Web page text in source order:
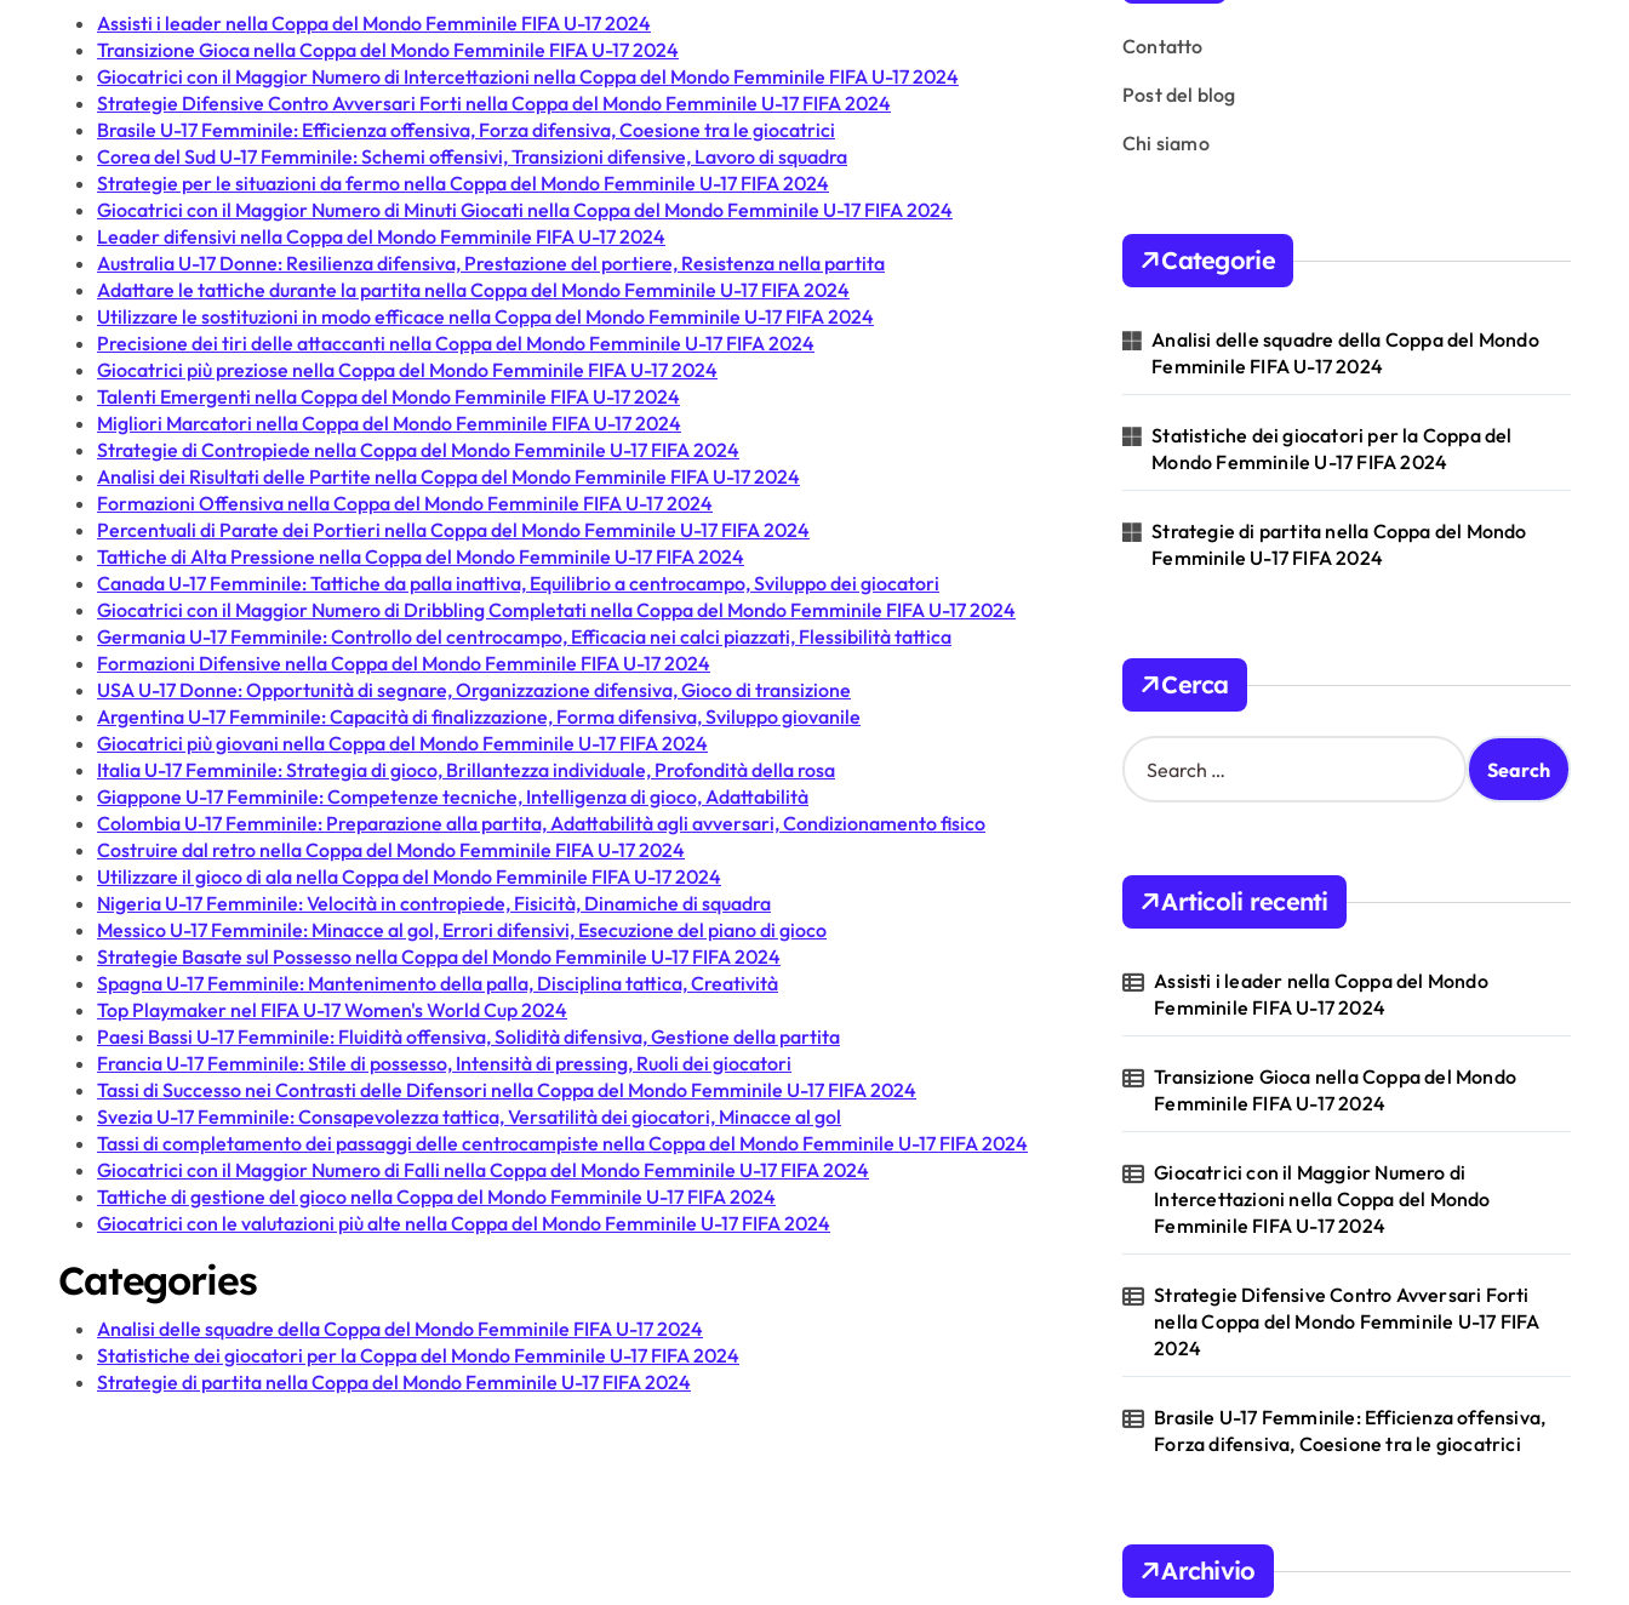
Assisti i leader nella Coppa del Mondo Femminile FIFA U-17 2024
Transizione Gioca nella Coppa del Mondo Femminile FIFA U-17 2024
Giocatrici con il Maggior Numero di Intercettazioni nella Coppa del Mondo Femminile FIFA U-17 2024
Strategie Difensive Contro Avversari Forti nella Coppa del Mondo Femminile U-17 FIFA 2024
Brasile U-17 Femminile: Efficienza offensiva, Forza difensiva, Coesione tra le giocatrici
Corea del Sud U-17 Femminile: Schemi offensivi, Transizioni difensive, Lavoro di squadra
Strategie per le situazioni da fermo nella Coppa del Mondo Femminile U-17 FIFA 2024
Giocatrici con il Maggior Numero di Minuti Giocati nella Coppa del Mondo Femminile U-17 FIFA 2024
Leader difensivi nella Coppa del Mondo Femminile FIFA U-17 2024
Australia U-17 Donne: Resilienza difensiva, Prestazione del portiere, Resistenza nella partita
Adattare le tattiche durante la partita nella Coppa del Mondo Femminile U-17 FIFA 2024
Utilizzare le sostituzioni in modo efficace nella Coppa del Mondo Femminile U-17 FIFA 2024
Precisione dei tiri delle attaccanti nella Coppa del Mondo Femminile U-17 FIFA 2024
Giocatrici più preziose nella Coppa del Mondo Femminile FIFA U-17 2024
Talenti Emergenti nella Coppa del Mondo Femminile FIFA U-17 2024
Migliori Marcatori nella Coppa del Mondo Femminile FIFA U-17 2024
Strategie di Contropiede nella Coppa del Mondo Femminile U-17 FIFA 2024
Analisi dei Risultati delle Partite nella Coppa del Mondo Femminile FIFA U-17 2024
Formazioni Offensiva nella Coppa del Mondo Femminile FIFA U-17 2024
Percentuali di Parate dei Portieri nella Coppa del Mondo Femminile U-17 FIFA 2024
Tattiche di Alta Pressione nella Coppa del Mondo Femminile U-17 FIFA 2024
Canada U-17 Femminile: Tattiche da palla inattiva, Equilibrio a centrocampo, Sviluppo dei giocatori
Giocatrici con il Maggior Numero di Dribbling Completati nella Coppa del Mondo Femminile FIFA U-17 2024
Germania U-17 Femminile: Controllo del centrocampo, Efficacia nei calci piazzati, Flessibilità tattica
Formazioni Difensive nella Coppa del Mondo Femminile FIFA U-17 2024
USA U-17 Donne: Opportunità di segnare, Organizzazione difensiva, Gioco di transizione
Argentina U-17 Femminile: Capacità di finalizzazione, Forma difensiva, Sviluppo giovanile
Giocatrici più giovani nella Coppa del Mondo Femminile U-17 FIFA 2024
Italia U-17 Femminile: Strategia di gioco, Brillantezza individuale, Profondità della rosa
Giappone U-17 Femminile: Competenze tecniche, Intelligenza di gioco, Adattabilità
Colombia U-17 Femminile: Preparazione alla partita, Adattabilità agli avversari, Condizionamento fisico
Costruire dal retro nella Coppa del Mondo Femminile FIFA U-17 2024
Utilizzare il gioco di ala nella Coppa del Mondo Femminile FIFA U-17 2024
Nigeria U-17 Femminile: Velocità in contropiede, Fisicità, Dinamiche di squadra
Messico U-17 Femminile: Minacce al gol, Errori difensivi, Esecuzione del piano di gioco
Strategie Basate sul Possesso nella Coppa del Mondo Femminile U-17 FIFA 2024
Spagna U-17 Femminile: Mantenimento della palla, Disciplina tattica, Creatività
Top Playmaker nel FIFA U-17 Women's World Cup 2024
Paesi Bassi U-17 Femminile: Fluidità offensiva, Solidità difensiva, Gestione della partita
Francia U-17 Femminile: Stile di possesso, Intensità di pressing, Ruoli dei giocatori
Tassi di Successo nei Contrasti delle Difensori nella Coppa del Mondo Femminile U-17 FIFA 2024
Svezia U-17 Femminile: Consapevolezza tattica, Versatilità dei giocatori, Minacce al gol
Tassi di completamento dei passaggi delle centrocampiste nella Coppa del Mondo Femminile U-17 FIFA 2024
Giocatrici con il Maggior Numero di Falli nella Coppa del Mondo Femminile U-17 FIFA 2024
Tattiche di gestione del gioco nella Coppa del Mondo Femminile U-17 FIFA 2024
Giocatrici con le valutazioni più alte nella Coppa del Mondo Femminile U-17 FIFA 2024
Categories
Analisi delle squadre della Coppa del Mondo Femminile FIFA U-17 2024
Statistiche dei giocatori per la Coppa del Mondo Femminile U-17 FIFA 2024
Strategie di partita nella Coppa del Mondo Femminile U-17 FIFA 2024
Contatto
Post del blog
Chi siamo
Categorie
Analisi delle squadre della Coppa del Mondo
Femminile FIFA U-17 2024
Statistiche dei giocatori per la Coppa del
Mondo Femminile U-17 FIFA 2024
Strategie di partita nella Coppa del Mondo
Femminile U-17 FIFA 2024
Cerca
S
e
h
o
:
Articoli recenti
Assisti i leader nella Coppa del Mondo
Femminile FIFA U-17 2024
Transizione Gioca nella Coppa del Mondo
Femminile FIFA U-17 2024
Giocatrici con il Maggior Numero di
Intercettazioni nella Coppa del Mondo
Femminile FIFA U-17 2024
Strategie Difensive Contro Avversari Forti
nella Coppa del Mondo Femminile U-17 FIFA
2024
Brasile U-17 Femminile: Efficienza offensiva,
Forza difensiva, Coesione tra le giocatrici
Archivio